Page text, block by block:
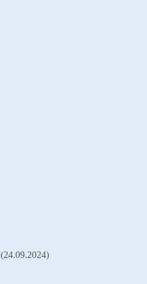
(24.09.2024)